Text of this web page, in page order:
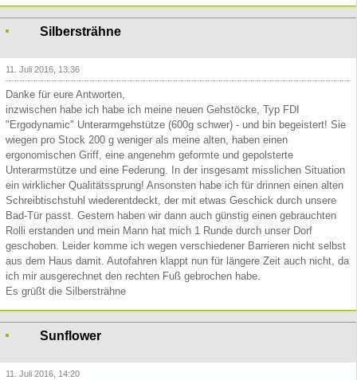
Silbersträhne
11. Juli 2016, 13:36
Danke für eure Antworten,
inzwischen habe ich habe ich meine neuen Gehstöcke, Typ FDI
"Ergodynamic" Unterarmgehstütze (600g schwer) - und bin begeistert! Sie
wiegen pro Stock 200 g weniger als meine alten, haben einen
ergonomischen Griff, eine angenehm geformte und gepolsterte
Unterarmstütze und eine Federung. In der insgesamt misslichen Situation
ein wirklicher Qualitätssprung! Ansonsten habe ich für drinnen einen alten
Schreibtischstuhl wiederentdeckt, der mit etwas Geschick durch unsere
Bad-Tür passt. Gestern haben wir dann auch günstig einen gebrauchten
Rolli erstanden und mein Mann hat mich 1 Runde durch unser Dorf
geschoben. Leider komme ich wegen verschiedener Barrieren nicht selbst
aus dem Haus damit. Autofahren klappt nun für längere Zeit auch nicht, da
ich mir ausgerechnet den rechten Fuß gebrochen habe.
Es grüßt die Silbersträhne
Sunflower
11. Juli 2016, 14:20